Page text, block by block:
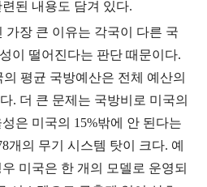
된 내용도 담겨 있다.
가장 큰 이유는 각국이 다른 국
이 떨어진다는 판단 때문이다.
의 평균 국방예산은 전체 예산의
. 더 큰 문제는 국방비로 미국의
은 미국의 15%밖에 안 된다는
개의 무기 시스템 탓이 크다. 예
미국은 한 개의 모델로 운영되